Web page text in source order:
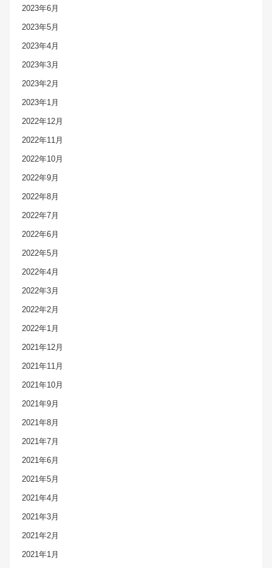
2023年6月
2023年5月
2023年4月
2023年3月
2023年2月
2023年1月
2022年12月
2022年11月
2022年10月
2022年9月
2022年8月
2022年7月
2022年6月
2022年5月
2022年4月
2022年3月
2022年2月
2022年1月
2021年12月
2021年11月
2021年10月
2021年9月
2021年8月
2021年7月
2021年6月
2021年5月
2021年4月
2021年3月
2021年2月
2021年1月